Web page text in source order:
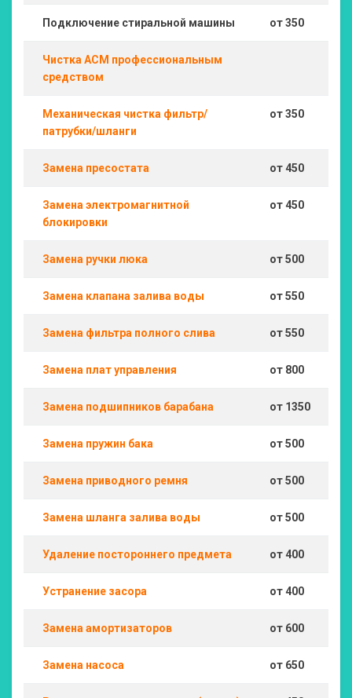
Подключение стиральной машины от 350
Чистка АСМ профессиональным
средством
Механическая чистка фильтр/
патрубки/шланги
от 350
Замена пресостата от 450
Замена электромагнитной
блокировки
от 450
Замена ручки люка от 500
Замена клапана залива воды от 550
Замена фильтра полного слива от 550
Замена плат управления от 800
Замена подшипников барабана от 1350
Замена пружин бака от 500
Замена приводного ремня от 500
Замена шланга залива воды от 500
Удаление постороннего предмета от 400
Устранение засора от 400
Замена амортизаторов от 600
Замена насоса от 650